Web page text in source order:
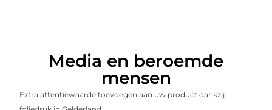
Media en beroemde
mensen
Extra attentiewaarde toevoegen aan uw product dankzij